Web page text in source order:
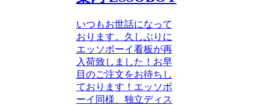
いつもお世話になって
おります。久しぶりに
エッソボーイ看板が再
入荷致しました！お早
目のご注文をお待ちし
ております！エッソボ
ーイ同様、独立ディス